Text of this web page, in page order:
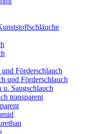
Förderschlauch
und Förderschlauch
Saugschlauch
transparent